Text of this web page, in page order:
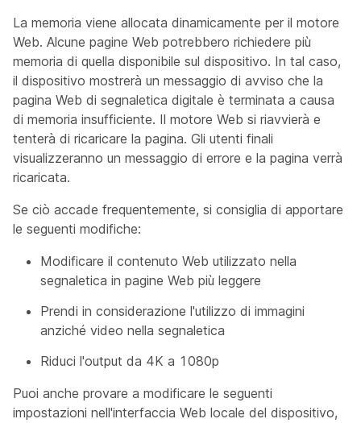
La memoria viene allocata dinamicamente per il motore
Web. Alcune pagine Web potrebbero richiedere più
memoria di quella disponibile sul dispositivo. In tal caso,
il dispositivo mostrerà un messaggio di avviso che la
pagina Web di segnaletica digitale è terminata a causa
di memoria insufficiente. Il motore Web si riavvierà e
tenterà di ricaricare la pagina. Gli utenti finali
visualizzeranno un messaggio di errore e la pagina verrà
ricaricata.
Se ciò accade frequentemente, si consiglia di apportare
le seguenti modifiche:
Modificare il contenuto Web utilizzato nella
segnaletica in pagine Web più leggere
Prendi in considerazione l'utilizzo di immagini
anziché video nella segnaletica
Riduci l'output da 4K a 1080p
Puoi anche provare a modificare le seguenti
impostazioni nell'interfaccia Web locale del dispositivo,